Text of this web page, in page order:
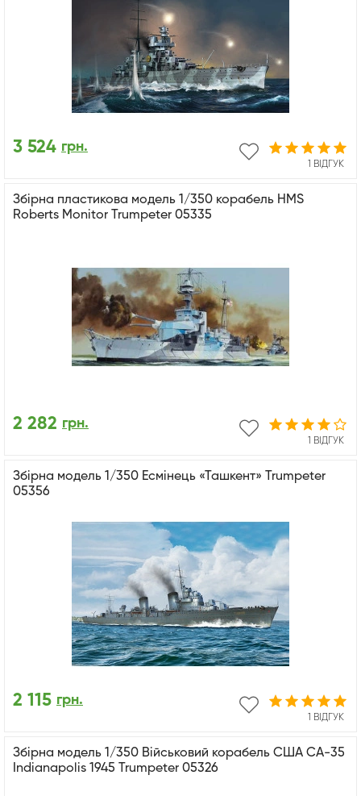
1 ВІДГУК
3 524 грн.
Збірна пластикова модель 1/350 корабель HMS
Roberts Monitor Trumpeter 05335
1 ВІДГУК
2 282 грн.
Збірна модель 1/350 Есмінець «Ташкент» Trumpeter
05356
1 ВІДГУК
2 115 грн.
Збірна модель 1/350 Військовий корабель США CA-35
Indianapolis 1945 Trumpeter 05326